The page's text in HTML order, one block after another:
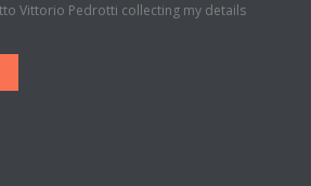
Vittorio Pedrotti collecting my details